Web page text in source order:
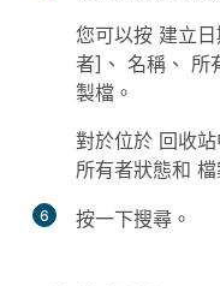
您可以按 建立日
者]、 名稱 、 所
製檔。
對於位於 回收站
所有者狀態和
6 按一下搜尋 。